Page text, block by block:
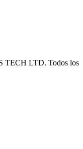
TECH LTD. Todos los